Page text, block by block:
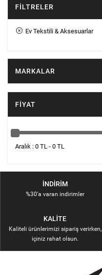
FILTRELER
Ev Tekstili & Aksesuarlar
MARKALAR
FIYAT
Aralık : 0 TL - 0 TL
İNDIRIM
%30'a varan indirimler
KALITE
Kaliteli ürünlerimizi sipariş verirken,
içiniz rahat olsun.